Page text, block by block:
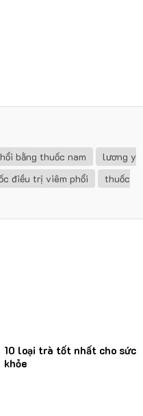
bằng thuốc nam
lương y
điều trị viêm phổi
thuốc
10 loại trà tốt nhất cho sức
khỏe